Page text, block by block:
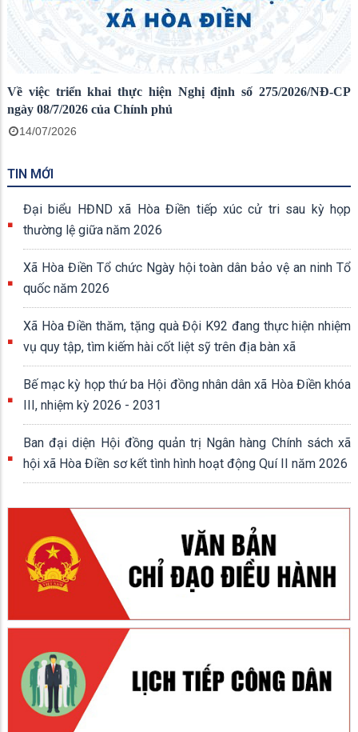
Về việc triển khai thực hiện Nghị định số 275/2026/NĐ-CP
ngày 08/7/2026 của Chính phủ
14/07/2026
TIN MỚI
Đại biểu HĐND xã Hòa Điền tiếp xúc cử tri sau kỳ họp
thường lệ giữa năm 2026
Xã Hòa Điền Tổ chức Ngày hội toàn dân bảo vệ an ninh Tổ
quốc năm 2026
Xã Hòa Điền thăm, tặng quà Đội K92 đang thực hiện nhiệm
vụ quy tập, tìm kiếm hài cốt liệt sỹ trên địa bàn xã
Bế mạc kỳ họp thứ ba Hội đồng nhân dân xã Hòa Điền khóa
III, nhiệm kỳ 2026 - 2031
Ban đại diện Hội đồng quản trị Ngân hàng Chính sách xã
hội xã Hòa Điền sơ kết tình hình hoạt động Quí II năm 2026